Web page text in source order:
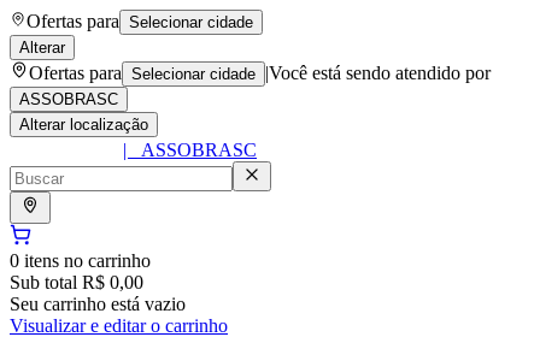
Ofertas para Selecionar cidade
Alterar
Ofertas para Selecionar cidade |Você está sendo atendido por
ASSOBRASC
Alterar localização
| ASSOBRASC
0 itens no carrinho
Sub total R$ 0,00
Seu carrinho está vazio
Visualizar e editar o carrinho